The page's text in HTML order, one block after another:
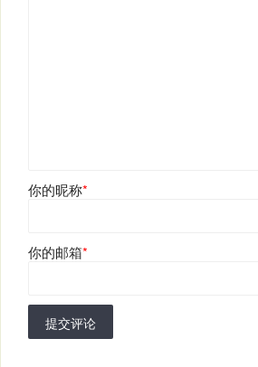
你的昵称*
你的邮箱*
提交评论